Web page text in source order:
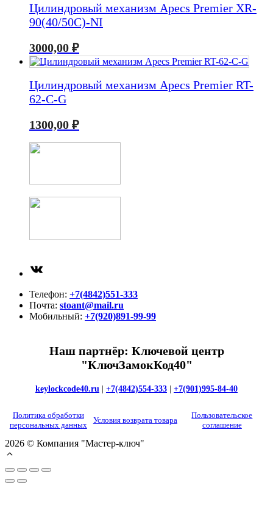
Цилиндровый механизм Apecs Premier XR-
90(40/50С)-NI
3000,00 ₽
Цилиндровый механизм Apecs Premier RT-
62-C-G
1300,00 ₽
Телефон: +7(4842)551-333
Почта: stoant@mail.ru
Мобильный: +7(920)891-99-99
Наш партнёр: Ключевой центр
"КлючЗамокКод40"
keylockcode40.ru +7(4842)554-333 +7(901)995-84-40
Политика обработки
персональных данных
Условия возврата товара
Пользовательское
соглашение
2026 © Компания "Мастер-ключ"